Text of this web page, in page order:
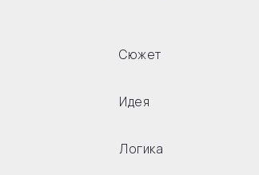
Сюжет
Идея
Логика